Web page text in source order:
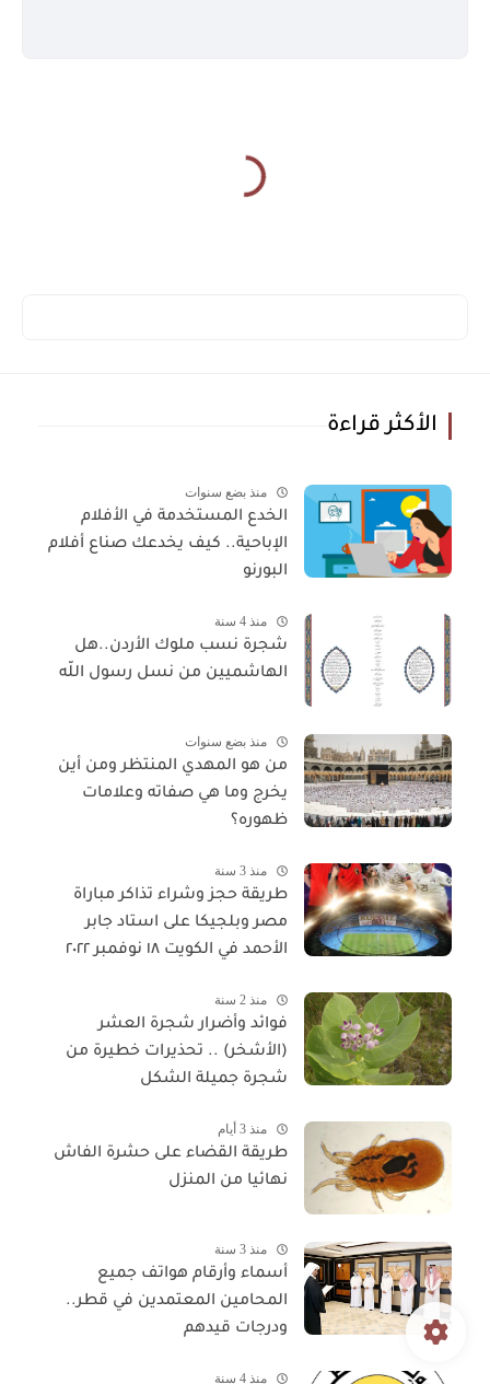
الأكثر قراءة
منذ بضع سنوات
الخدع المستخدمة في الأفلام
الإباحية.. كيف يخدعك صناع أفلام
البورنو
منذ 4 سنة
شجرة نسب ملوك الأردن..هل
الهاشميين من نسل رسول اللّه
منذ بضع سنوات
من هو المهدي المنتظر ومن أين
يخرج وما هي صفاته وعلامات
ظهوره؟
منذ 3 سنة
طريقة حجز وشراء تذاكر مباراة
مصر وبلجيكا على استاد جابر
الأحمد في الكويت ١٨ نوفمبر ٢٠٢٢
منذ 2 سنة
فوائد وأضرار شجرة العشر
(الأشخر) .. تحذيرات خطيرة من
شجرة جميلة الشكل
منذ 3 أيام
طريقة القضاء على حشرة الفاش
نهائيا من المنزل
منذ 3 سنة
أسماء وأرقام هواتف جميع
المحامين المعتمدين في قطر..
ودرجات قيدهم
منذ 4 سنة